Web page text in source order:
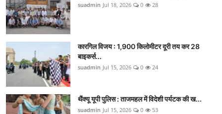
suadmin Jul 18, 2026 0 28
कारगिल विजय : 1,900 किलोमीटर दूरी तय कर 28
बाइकर्स...
suadmin Jul 15, 2026 0 24
थैंक्यू यूपी पुलिस : ताजमहल में विदेशी पर्यटक की ख...
suadmin Jul 15, 2026 0 53